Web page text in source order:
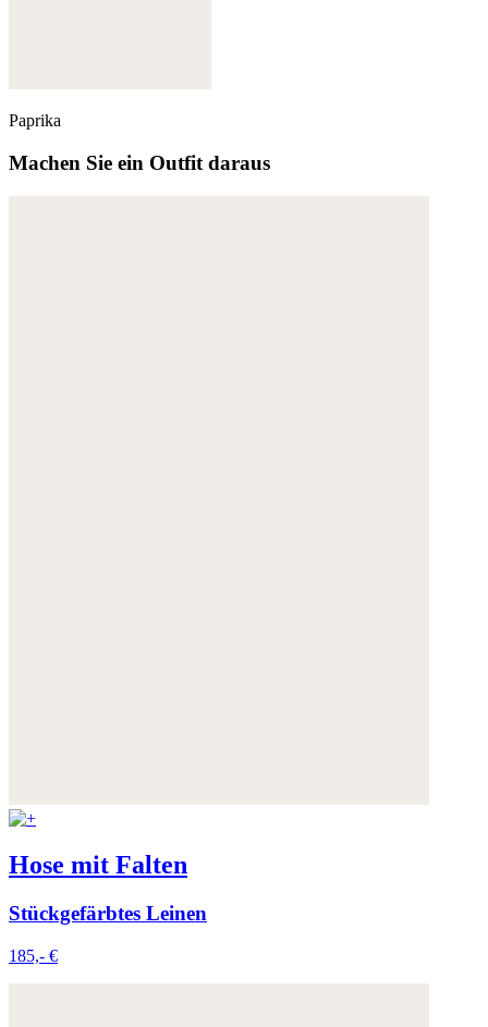
Paprika
Machen Sie ein Outfit daraus
Hose mit Falten
Stückgefärbtes Leinen
185,- €